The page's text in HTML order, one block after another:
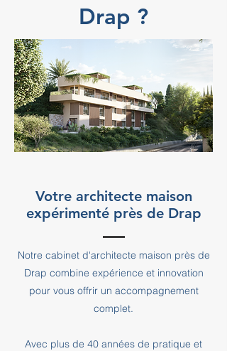
Drap ?
Votre architecte maison
expérimenté près de Drap
Notre cabinet d'architecte maison près de
Drap combine expérience et innovation
pour vous offrir un accompagnement
complet.
Avec plus de 40 années de pratique et